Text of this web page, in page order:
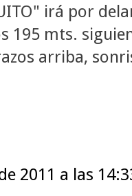
irá por
195 mts.
arriba,
2011 a las